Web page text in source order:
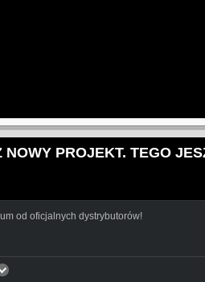
PROJEKT. TEGO
od oficjalnych dystrybutorów!